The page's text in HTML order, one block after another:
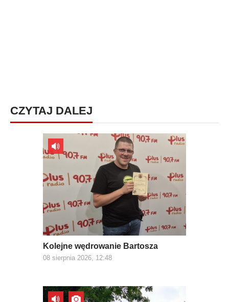
CZYTAJ DALEJ
Kolejne wędrowanie Bartosza
08 sierpnia 2026, 12:48